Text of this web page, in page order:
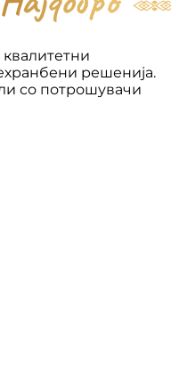
решенија.
со потрошувачи